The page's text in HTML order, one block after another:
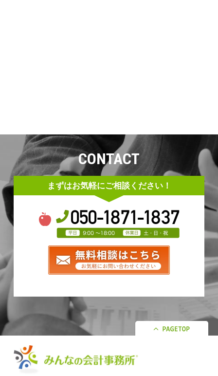
CONTACT
まずはお気軽にご相談ください！